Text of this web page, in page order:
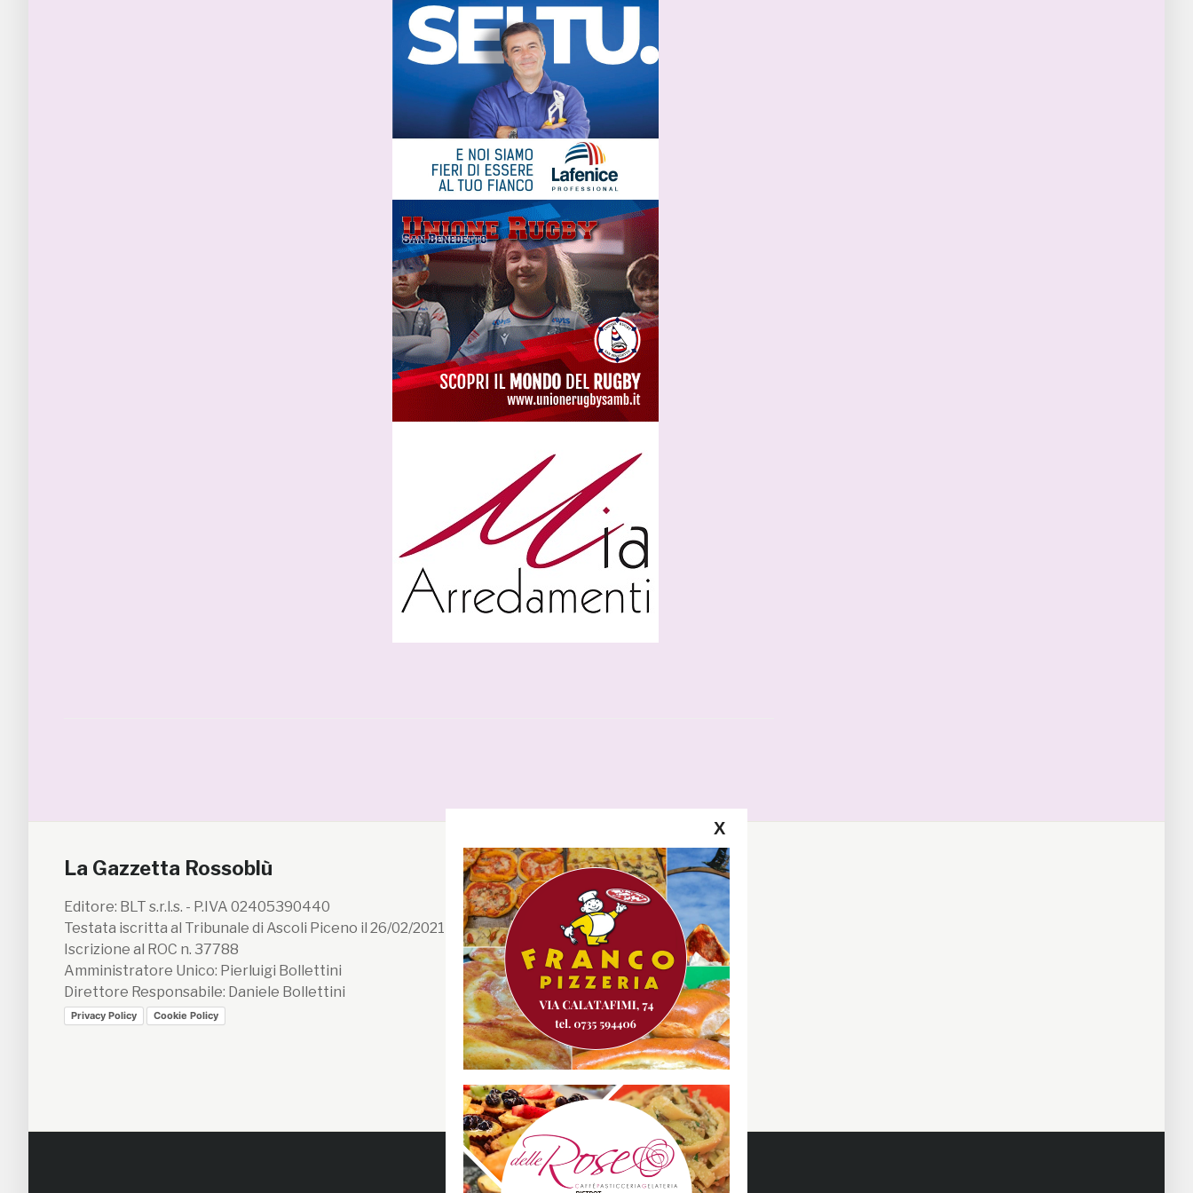
La Gazzetta Rossoblù
Editore: BLT s.r.l.s. - P.IVA 02405390440
Testata iscritta al Tribunale di Ascoli Piceno il 26/02/2021 n. 199/2021
Iscrizione al ROC n. 37788
Amministratore Unico: Pierluigi Bollettini
Direttore Responsabile: Daniele Bollettini
Privacy Policy Cookie Policy
Segui la GRB
Facebook
Instagram
Twitter
Youtube
Gazzetta RossoBlù
X